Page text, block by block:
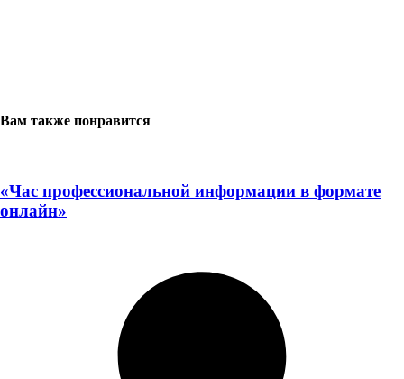
Вам также понравится
«Час профессиональной информации в формате
онлайн»